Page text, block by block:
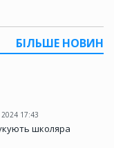
БІЛЬШЕ НОВИН
2024 17:43
школяра